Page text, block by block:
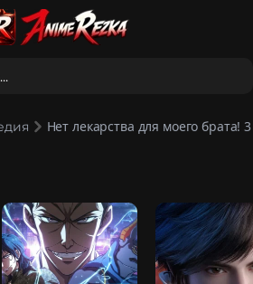
Нет лекарства для моего брата! 3